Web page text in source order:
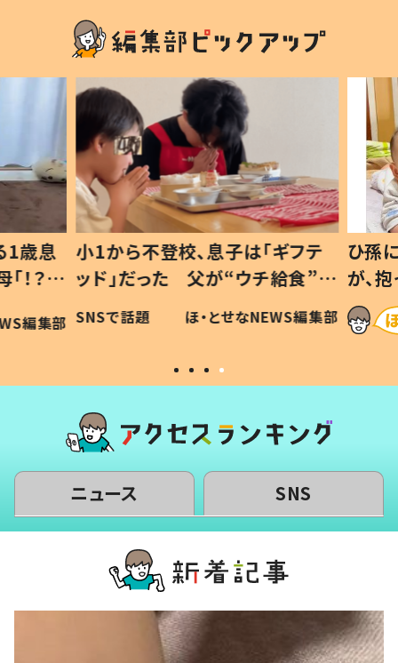
歳息
？」
編集部
小1から不登校、息子は「ギフテ
ッド」だった 父が“ウチ給食”を
作り続ける理由とは #令和の親
#令和の子
SNSで話題 ほ・とせなNEWS編集部
ひ孫
が、
「涙
い」
ニュース SNS